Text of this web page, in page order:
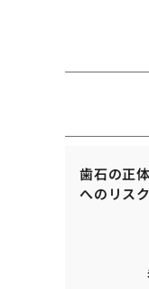
歯石の正
へのリス